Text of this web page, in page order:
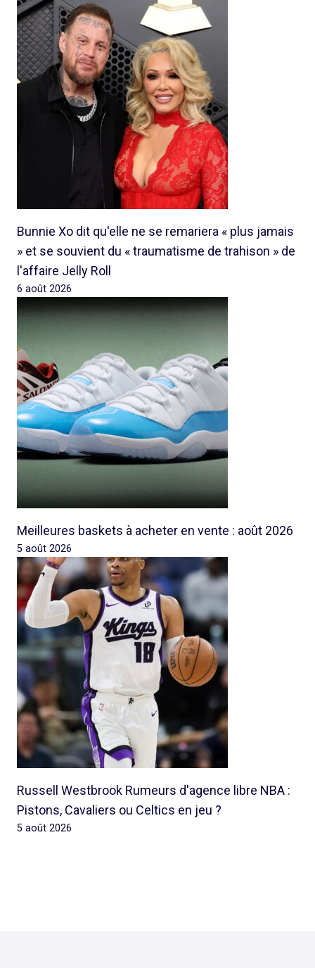
Bunnie Xo dit qu'elle ne se remariera « plus jamais
» et se souvient du « traumatisme de trahison » de
l'affaire Jelly Roll
6 août 2026
Meilleures baskets à acheter en vente : août 2026
5 août 2026
Russell Westbrook Rumeurs d'agence libre NBA :
Pistons, Cavaliers ou Celtics en jeu ?
5 août 2026